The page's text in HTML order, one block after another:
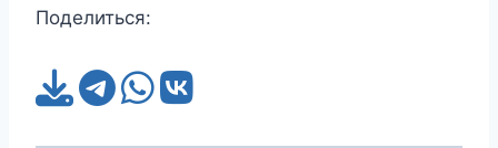
Поделиться: